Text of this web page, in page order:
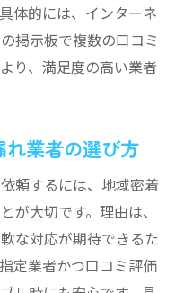
体的には、インターネ
掲示板で複数の口コミ
り、満足度の高い業者
業者の選び方
頼するには、地域密着
が大切です。理由は、
な対応が期待できるた
定業者かつ口コミ評価